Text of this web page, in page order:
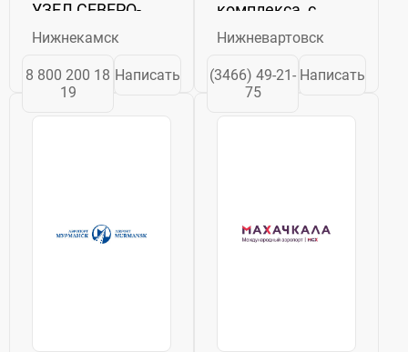
УЗЕЛ СЕВЕРО-
ВОСТОЧНОГО
ЭКОНОМИЧЕСКОГО
РЕГИОНА
ТАТАРСТАНА
аэропорт
из наиболее
интенсивно...
Нижнекамск
8 800 200 18
19
Написать
комплекса, с
открытием
Самотлорского
месторождения в
1965 году
авиапредприятия.
Нижневартовск
(3466) 49-21-
75
Написать